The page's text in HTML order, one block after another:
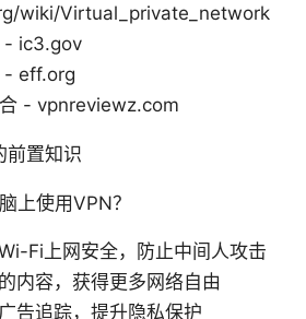
wiki/Virtual_private_network
- ic3.gov
- eff.org
- vpnreviewz.com
前置知识
上使用VPN？
Fi上网安全，防止中间人攻击
内容，获得更多网络自由
告追踪，提升隐私保护